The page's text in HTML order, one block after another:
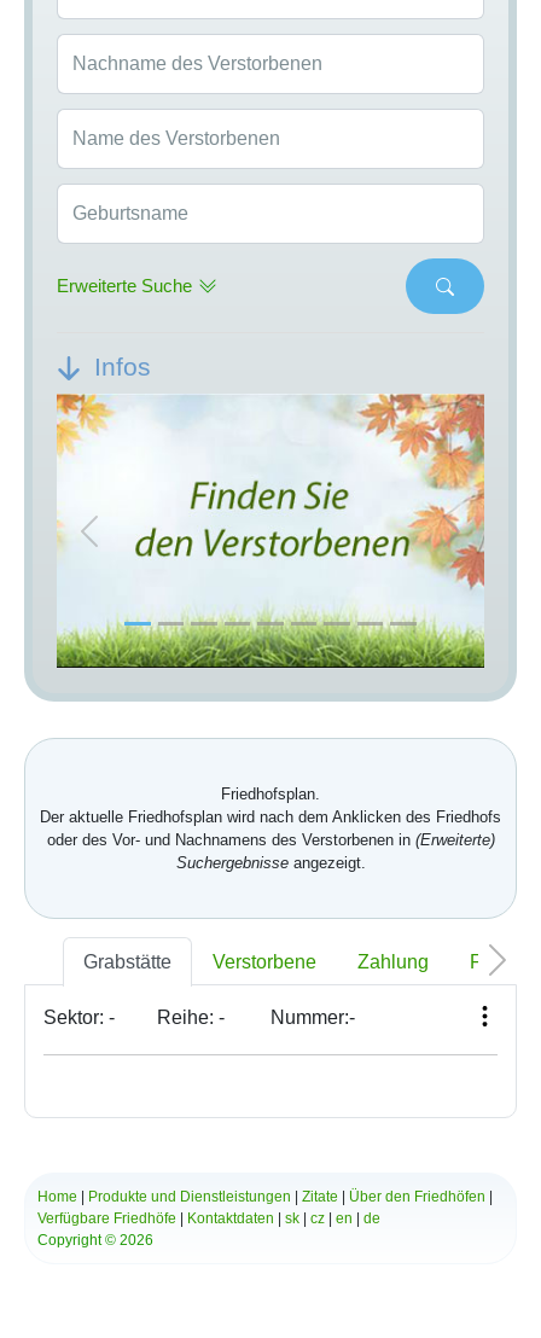
Nachname des Verstorbenen
Name des Verstorbenen
Geburtsname
Erweiterte Suche
Infos
Previous Next
Friedhofsplan.
Der aktuelle Friedhofsplan wird nach dem Anklicken des Friedhofs
oder des Vor- und Nachnamens des Verstorbenen in (Erweiterte)
Suchergebnisseangezeigt.
Grabstätte Verstorbene Zahlung Foto
Sektor: - Reihe: - Nummer:-
Home Produkte und Dienstleistungen Zitate Über den Friedhöfen
Verfügbare Friedhöfe
Kontaktdaten sk cz en
de
Copyright © 2026